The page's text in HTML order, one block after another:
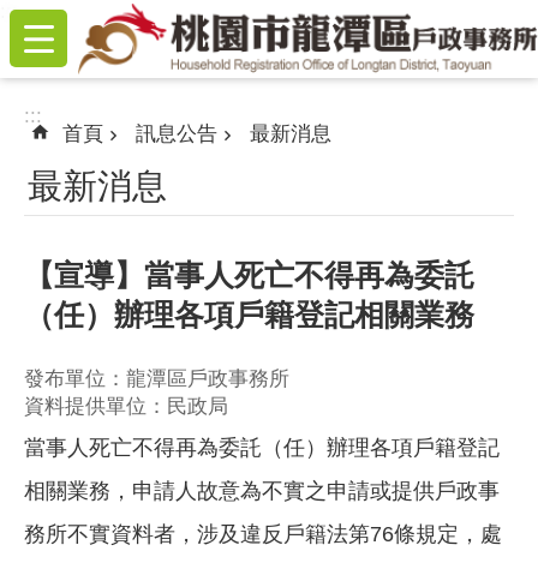
跳到主要內容區塊
:::
:::
首頁 訊息公告 最新消息
最新消息
【宣導】當事人死亡不得再為委託
（任）辦理各項戶籍登記相關業務
發布單位：龍潭區戶政事務所
資料提供單位：民政局
當事人死亡不得再為委託（任）辦理各項戶籍登記
相關業務，申請人故意為不實之申請或提供戶政事
務所不實資料者，涉及違反戶籍法第76條規定，處